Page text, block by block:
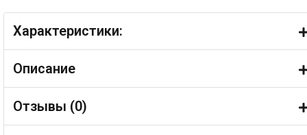
Характеристики:
Описание
Отзывы (0)